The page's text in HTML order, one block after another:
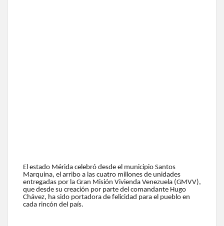
El estado Mérida celebró desde el municipio Santos
Marquina, el arribo a las cuatro millones de unidades
entregadas por la Gran Misión Vivienda Venezuela (GMVV),
que desde su creación por parte del comandante Hugo
Chávez, ha sido portadora de felicidad para el pueblo en
cada rincón del país.